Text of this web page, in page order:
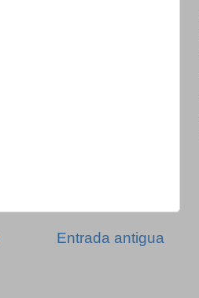
Entrada antigua